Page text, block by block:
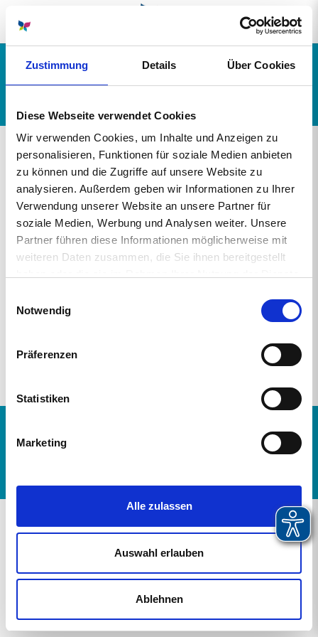
Zustimmung Details Über Cookies
Diese Webseite verwendet Cookies
Wir verwenden Cookies, um Inhalte und Anzeigen zu
personalisieren, Funktionen für soziale Medien anbieten
zu können und die Zugriffe auf unsere Website zu
analysieren. Außerdem geben wir Informationen zu Ihrer
Verwendung unserer Website an unsere Partner für
soziale Medien, Werbung und Analysen weiter. Unsere
Partner führen diese Informationen möglicherweise mit
weiteren Daten zusammen, die Sie ihnen bereitgestellt
Notwendig
Präferenzen
Statistiken
Marketing
Alle zulassen
Auswahl erlauben
Ablehnen
Ausbildung & Studium
Eine Übersicht über die
Möglichkeiten für Ausbildung und
Studium
Ausbildung
Schulen für Gesundheitsberufe